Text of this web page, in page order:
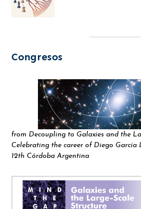
Congresos
from Decoupling to Galaxies and the
Celebrating the career of Diego García
12th Córdoba Argentina